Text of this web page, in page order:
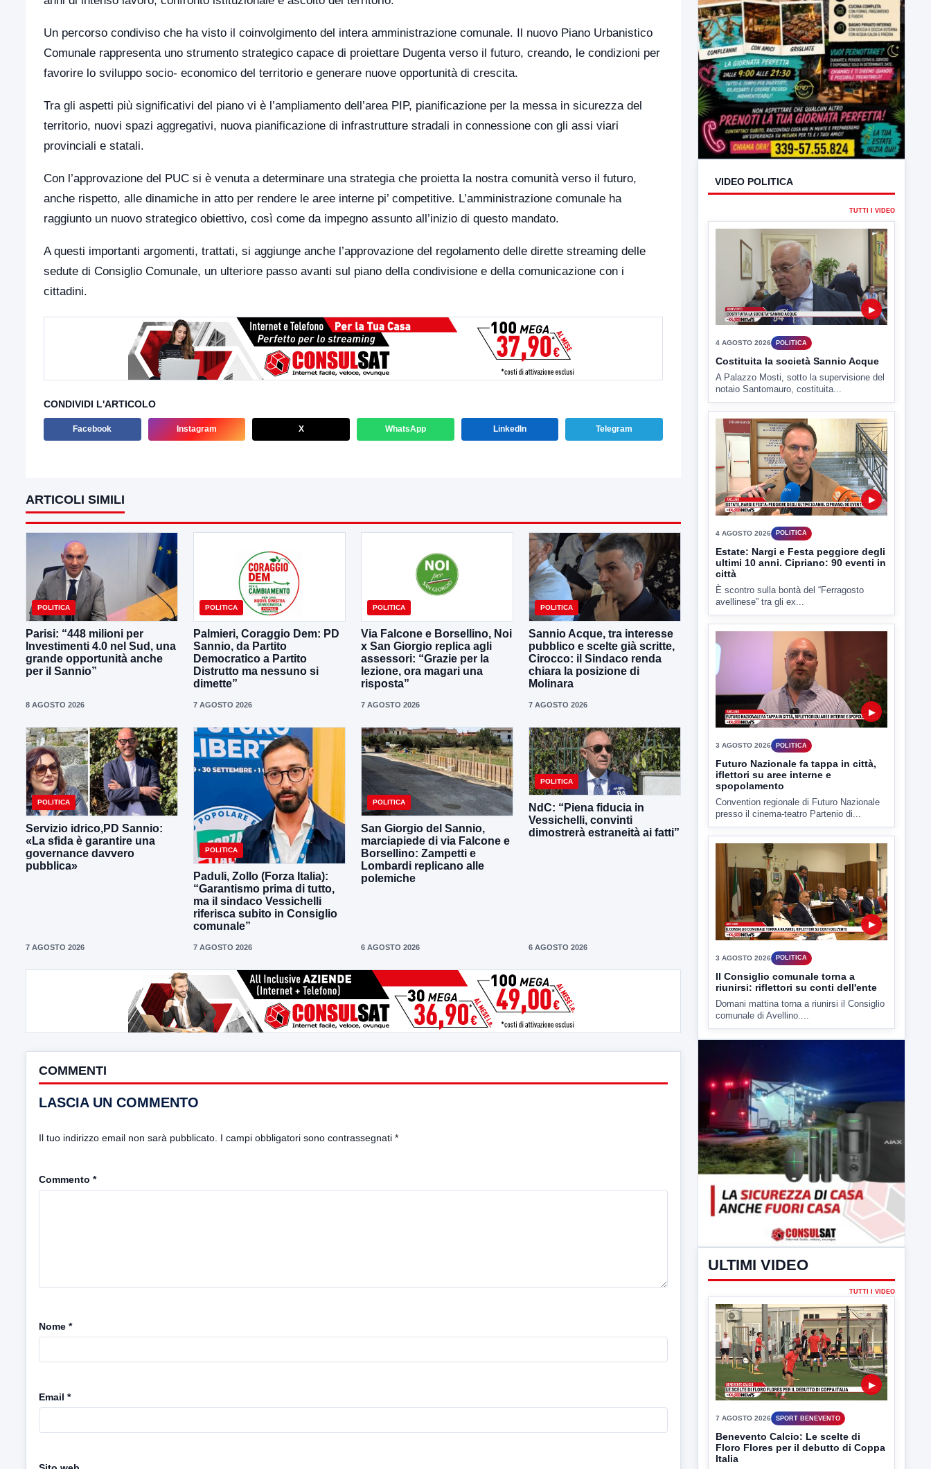
Un percorso condiviso che ha visto il coinvolgimento del intera amministrazione comunale. Il nuovo Piano Urbanistico
Comunale rappresenta uno strumento strategico capace di proiettare Dugenta verso il futuro, creando, le condizioni per
favorire lo sviluppo socio- economico del territorio e generare nuove opportunità di crescita.
Tra gli aspetti più significativi del piano vi è l’ampliamento dell’area PIP, pianificazione per la messa in sicurezza del
territorio, nuovi spazi aggregativi, nuova pianificazione di infrastrutture stradali in connessione con gli assi viari
provinciali e statali.
Con l’approvazione del PUC si è venuta a determinare una strategia che proietta la nostra comunità verso il futuro,
anche rispetto, alle dinamiche in atto per rendere le aree interne pi’ competitive. L’amministrazione comunale ha
raggiunto un nuovo strategico obiettivo, così come da impegno assunto all’inizio di questo mandato.
A questi importanti argomenti, trattati, si aggiunge anche l’approvazione del regolamento delle dirette streaming delle
sedute di Consiglio Comunale, un ulteriore passo avanti sul piano della condivisione e della comunicazione con i
cittadini.
CONDIVIDI L'ARTICOLO
Facebook Instagram X WhatsApp LinkedIn Telegram
ARTICOLI SIMILI
POLITICA
Parisi: “448 milioni per
Investimenti 4.0 nel Sud, una
grande opportunità anche
per il Sannio”
8 AGOSTO 2026
POLITICA
Palmieri, Coraggio Dem: PD
Sannio, da Partito
Democratico a Partito
Distrutto ma nessuno si
dimette”
7 AGOSTO 2026
POLITICA
Via Falcone e Borsellino, Noi
x San Giorgio replica agli
assessori: “Grazie per la
lezione, ora magari una
risposta”
7 AGOSTO 2026
POLITICA
Sannio Acque, tra interesse
pubblico e scelte già scritte,
Cirocco: il Sindaco renda
chiara la posizione di
Molinara
7 AGOSTO 2026
POLITICA
Servizio idrico,PD Sannio:
«La sfida è garantire una
governance davvero
pubblica»
7 AGOSTO 2026
POLITICA
Paduli, Zollo (Forza Italia):
“Garantismo prima di tutto,
ma il sindaco Vessichelli
riferisca subito in Consiglio
comunale”
7 AGOSTO 2026
POLITICA
San Giorgio del Sannio,
marciapiede di via Falcone e
Borsellino: Zampetti e
Lombardi replicano alle
polemiche
6 AGOSTO 2026
POLITICA
NdC: “Piena fiducia in
Vessichelli, convinti
dimostrerà estraneità ai fatti”
6 AGOSTO 2026
COMMENTI
LASCIA UN COMMENTO
Il tuo indirizzo email non sarà pubblicato. I campi obbligatori sono contrassegnati *
Commento *
Nome *
Email *
TUTTI I VIDEO
4 AGOSTO 2026 POLITICA
A Palazzo Mosti, sotto la supervisione del
notaio Santomauro, costituita...
4 AGOSTO 2026 POLITICA
Estate: Nargi e Festa peggiore degli
ultimi 10 anni. Cipriano: 90 eventi in
È scontro sulla bontà del “Ferragosto
avellinese” tra gli ex...
3 AGOSTO 2026 POLITICA
Futuro Nazionale fa tappa in città,
iflettori su aree interne e
Convention regionale di Futuro Nazionale
presso il cinema-teatro Partenio di...
Il Consiglio comunale torna a
Domani mattina torna a riunirsi il Consiglio
ULTIMI VIDEO